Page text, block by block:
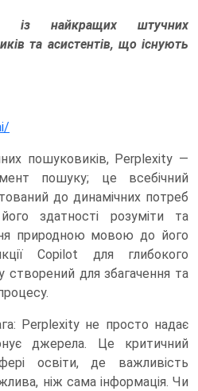
найкращих штучних
та асистентів, що існують
пошуковиків, Perplexity —
пошуку; це всебічний
до динамічних потреб
здатності розуміти та
природною мовою до його
Copilot для глибокого
для збагачення та
Perplexity не просто надає
джерела. Це критичний
освіти, де важливість
ніж сама інформація. Чи